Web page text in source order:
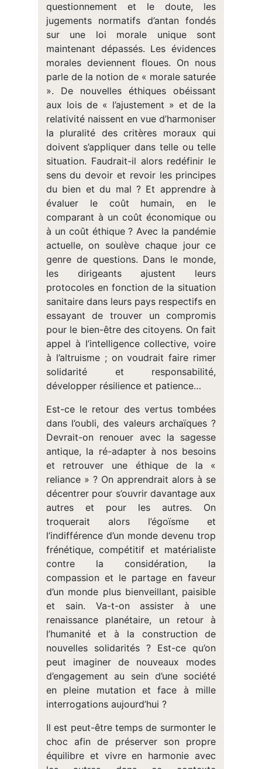
questionnement et le doute, les
jugements normatifs d’antan fondés
sur une loi morale unique sont
maintenant dépassés. Les évidences
morales deviennent floues. On nous
parle de la notion de « morale saturée
». De nouvelles éthiques obéissant
aux lois de « l’ajustement » et de la
relativité naissent en vue d’harmoniser
la pluralité des critères moraux qui
doivent s’appliquer dans telle ou telle
situation. Faudrait-il alors redéfinir le
sens du devoir et revoir les principes
du bien et du mal ? Et apprendre à
évaluer le coût humain, en le
comparant à un coût économique ou
à un coût éthique ? Avec la pandémie
actuelle, on soulève chaque jour ce
genre de questions. Dans le monde,
les dirigeants ajustent leurs
protocoles en fonction de la situation
sanitaire dans leurs pays respectifs en
essayant de trouver un compromis
pour le bien-être des citoyens. On fait
appel à l’intelligence collective, voire
à l’altruisme ; on voudrait faire rimer
solidarité et responsabilité,
développer résilience et patience…
Est-ce le retour des vertus tombées
dans l’oubli, des valeurs archaïques ?
Devrait-on renouer avec la sagesse
antique, la ré-adapter à nos besoins
et retrouver une éthique de la «
reliance » ? On apprendrait alors à se
décentrer pour s’ouvrir davantage aux
autres et pour les autres. On
troquerait alors l’égoïsme et
l’indifférence d’un monde devenu trop
frénétique, compétitif et matérialiste
contre la considération, la
compassion et le partage en faveur
d’un monde plus bienveillant, paisible
et sain. Va-t-on assister à une
renaissance planétaire, un retour à
l’humanité et à la construction de
nouvelles solidarités ? Est-ce qu’on
peut imaginer de nouveaux modes
d’engagement au sein d’une société
en pleine mutation et face à mille
interrogations aujourd’hui ?
Il est peut-être temps de surmonter le
choc afin de préserver son propre
équilibre et vivre en harmonie avec